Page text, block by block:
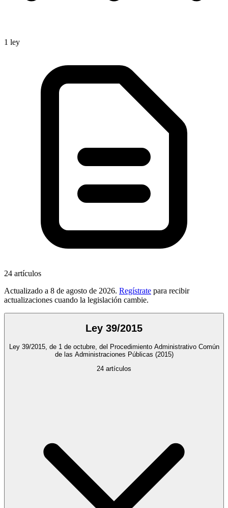
1 ley
24 artículos
Actualizado a 8 de agosto de 2026. Regístrate para recibir
actualizaciones cuando la legislación cambie.
Ley 39/2015
Ley 39/2015, de 1 de octubre, del Procedimiento Administrativo Común
de las Administraciones Públicas (2015)
24 artículos